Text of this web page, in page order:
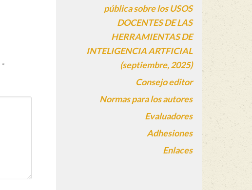
*
pública sobre los USOS
DOCENTES DE LAS
HERRAMIENTAS DE
INTELIGENCIA ARTFICIAL
(septiembre, 2025)
Consejo editor
Normas para los autores
Evaluadores
Adhesiones
Enlaces